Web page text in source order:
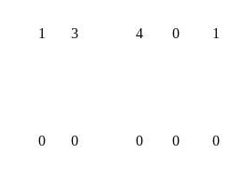
1 3 4 0 1
0 0 0 0 0